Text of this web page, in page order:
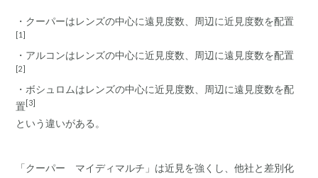
・クーパーはレンズの中心に遠見度数、周辺に近見度数を配置
[1]
・アルコンはレンズの中心に近見度数、周辺に遠見度数を配置
[2]
・ボシュロムはレンズの中心に近見度数、周辺に遠見度数を配
置 [3]
という違いがある。
「クーパー マイディマルチ」は近見を強くし、他社と差別化